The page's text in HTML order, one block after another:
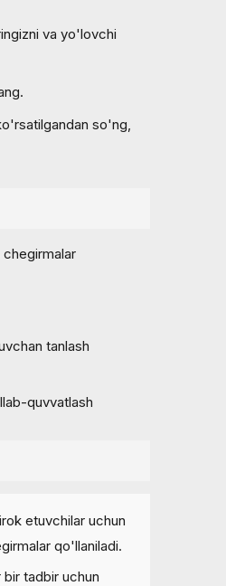
va yo'lovchi
so'ng,
tanlash
quvvatlash
etuvchilar uchun
qo'llaniladi.
tadbir uchun